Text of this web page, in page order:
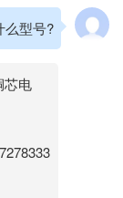
么型号?
芯电